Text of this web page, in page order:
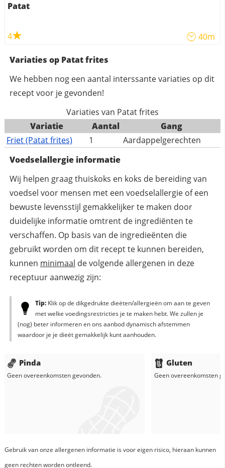
Patat
4 40m
Variaties op Patat frites
We hebben nog een aantal interssante variaties op dit
recept voor je gevonden!
Variaties van Patat frites
Variatie
Aantal
Gang
Friet (Patat frites)
1
Aardappelgerechten
Voedselallergie informatie
Wij helpen graag thuiskoks en koks de bereiding van
voedsel voor mensen met een voedselallergie of een
bewuste levensstijl gemakkelijker te maken door
duidelijke informatie omtrent de ingrediënten te
verschaffen. Op basis van de ingredieënten die
gebruikt worden om dit recept te kunnen bereiden,
kunnen minimaal de volgende allergenen in deze
receptuur aanwezig zijn:
Tip:Klik op de dikgedrukte dieëten/allergieën om aan te geven
met welke voedingsrestricties je te maken hebt. We zullen je
(nog) beter informeren en ons aanbod dynamisch afstemmen
waardoor je je dieët gemakkelijk kunt aanhouden.
Pinda
Geen overeenkomsten gevonden.
Gluten
Geen overeenkomsten
Gebruik van onze allergenen informatie is voor eigen risico, hieraan kunnen
geen rechten worden ontleend.